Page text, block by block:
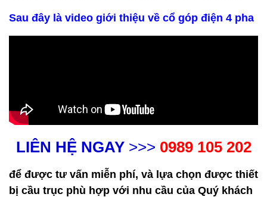
Sau đây là video giới thiệu về cổ góp điện 4 pha
LIÊN HỆ NGAY>>> 0989 105 202
để được tư vấn miễn phí, và lựa chọn được thiết
bị cầu trục phù hợp với nhu cầu của Quý khách